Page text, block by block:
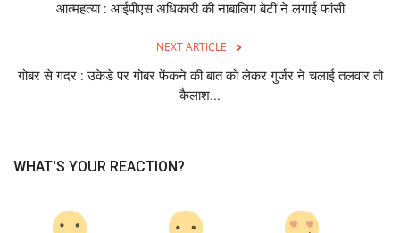
आत्महत्या : आईपीएस अधिकारी की नाबालिग बेटी ने लगाई फांसी
NEXT ARTICLE
गोबर से गदर : उकेडे पर गोबर फेंकने की बात को लेकर गुर्जर ने चलाई तलवार तो
कैलाश...
WHAT'S YOUR REACTION?